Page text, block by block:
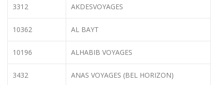
3312 AKDESVOYAGES
10362 AL BAYT
10196 ALHABIB VOYAGES
3432 ANAS VOYAGES (BEL HORIZON)